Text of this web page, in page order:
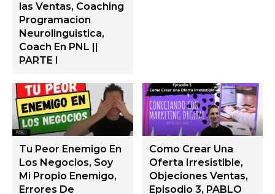
las Ventas, Coaching
Programacion
Neurolinguistica,
Coach En PNL ||
PARTE I
Tu Peor Enemigo En
Los Negocios, Soy
Mi Propio Enemigo,
Errores De
Como Crear Una
Oferta Irresistible,
Objeciones Ventas,
Episodio 3, PABLO